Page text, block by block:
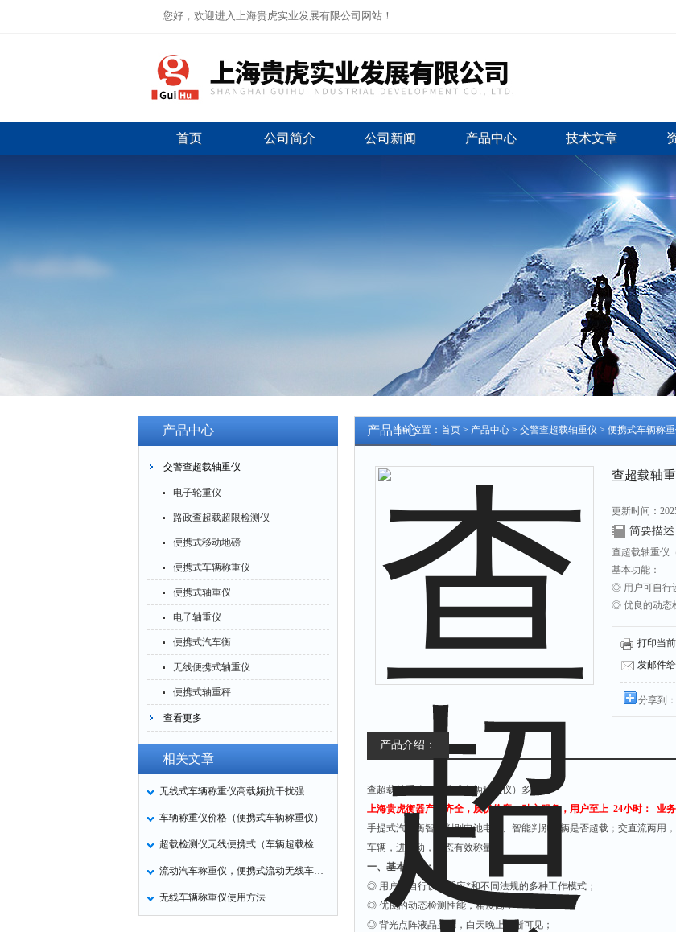
您好，欢迎进入上海贵虎实业发展有限公司网站！
首页 公司简介 公司新闻 产品中心 技术文章
产品中心
交警查超载轴重仪
电子轮重仪
路政查超载超限检测仪
便携式移动地磅
便携式车辆称重仪
便携式轴重仪
电子轴重仪
便携式汽车衡
无线便携式轴重仪
便携式轴重秤
查看更多
相关文章
无线式车辆称重仪高载频抗干扰强
车辆称重仪价格（便携式车辆称重仪）
超载检测仪无线便携式（车辆超载检测用）
流动汽车称重仪，便携式流动无线车辆称重仪
无线车辆称重仪使用方法
当前位置： 首页 > 产品中心 > 交警查超载轴重仪 > 便携式车辆称
产品中心
查超载轴
更新时间：
简要描述
查超载轴重仪
基本功能：
◎ 用户可自行
◎ 优良的动态
◎ 全汉字显示
◎ 可方便地输
◎内置汉字打
打印当
发邮件
分享到：
产品介绍：
查超载轴重仪（便携式车辆称重仪）多少钱
上海贵虎衡器产品齐全，质优价廉，贴心服务，用户至上 24小时： 业
手提式汽车衡智能判别电池电量、智能判别车辆是否超载；交直流两用
车辆，进行动，静态有效称量。
一、基本功能：
◎ 用户可自行设置适应*和不同法规的多种工作模式；
◎ 优良的动态检测性能，精度高；
◎ 背光点阵液晶显示，白天晚上清晰可见；